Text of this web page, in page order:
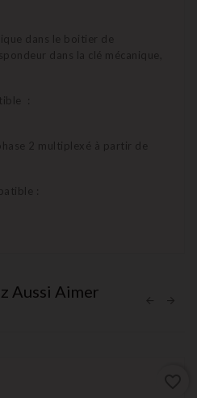
dans le boitier de
dans la clé mécanique,
:
2 multiplexé à partir de
:
Aussi Aimer